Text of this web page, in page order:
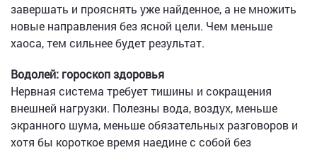
завершать и прояснять уже найденное, а не множить
новые направления без ясной цели. Чем меньше
хаоса, тем сильнее будет результат.
Водолей: гороскоп здоровья
Нервная система требует тишины и сокращения
внешней нагрузки. Полезны вода, воздух, меньше
экранного шума, меньше обязательных разговоров и
хотя бы короткое время наедине с собой без